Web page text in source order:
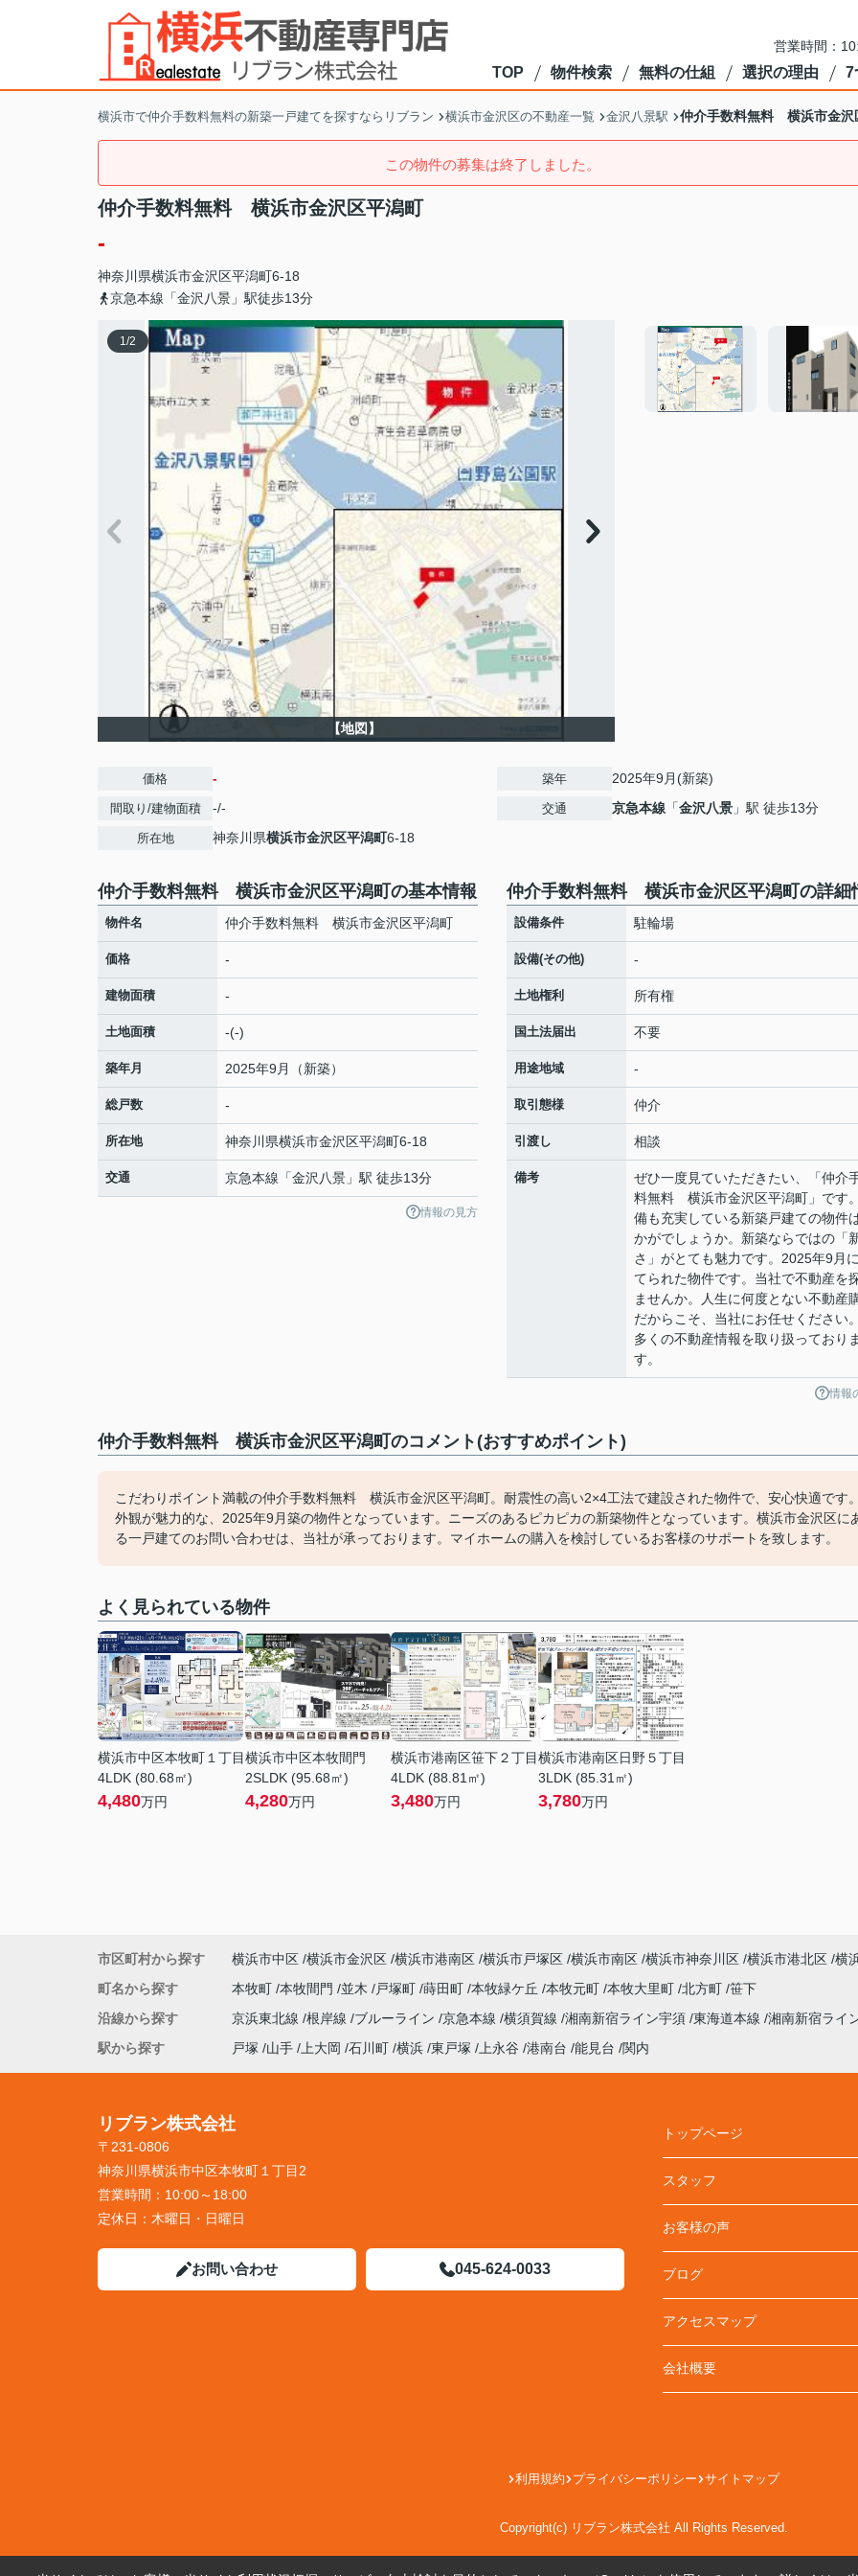
営業時間：
TOP 物件検索 無料の仕組 選択の理由 7
横浜市で仲介手数料無料の新築一戸建てを探すならリブラン 横浜市金沢区の不動産一覧 金沢八景駅 仲介手数料無料 横浜市金沢
この物件の募集は終了しました。
仲介手数料無料 横浜市金沢区平潟町
-
神奈川県横浜市金沢区平潟町6-18
京急本線「金沢八景」駅徒歩13分
1/2
【地図】
価格 -
間取り/建物面積 -/-
所在地 神奈川県横浜市金沢区平潟町6-18
築年 2025年9月(新築)
交通 京急本線 「金沢八景 」駅 徒歩13分
仲介手数料無料 横浜市金沢区平潟町の基本情報
物件名 仲介手数料無料 横浜市金沢区平潟町
価格 -
建物面積 -
土地面積 -(-)
築年月 2025年9月（新築）
総戸数 -
所在地 神奈川県横浜市金沢区平潟町6-18
交通 京急本線 「金沢八景 」駅 徒歩13分
情報の見方
仲介手数料無料 横浜市金沢区平潟町の詳細
設備条件 駐輪場
設備(その他) -
土地権利 所有権
国土法届出 不要
用途地域 -
取引態様 仲介
引渡し 相談
備考
ぜひ一度見ていただきたい、「仲介
料無料 横浜市金沢区平潟町」です
備も充実している新築戸建ての物件
かがでしょうか。新築ならではの「
さ」がとても魅力です。2025年9月
てられた物件です。当社で不動産を
ませんか。人生に何度とない不動産
だからこそ、当社にお任せください
多くの不動産情報を取り扱っておりま
す。
情報
仲介手数料無料 横浜市金沢区平潟町のコメント(おすすめポイント)
こだわりポイント満載の仲介手数料無料 横浜市金沢区平潟町。耐震性の高い2×4工法で建設された物件で、安心快適です。
外観が魅力的な、2025年9月築の物件となっています。ニーズのあるピカピカの新築物件となっています。横浜市金沢区に
る一戸建てのお問い合わせは、当社が承っております。マイホームの購入を検討しているお客様のサポートを致します。
よく見られている物件
横浜市中区本牧町１丁目
4LDK (80.68㎡)
4,480万円
横浜市中区本牧間門
2SLDK (95.68㎡)
4,280万円
横浜市港南区笹下２丁目
4LDK (88.81㎡)
3,480万円
横浜市港南区日野５丁目
3LDK (85.31㎡)
3,780万円
市区町村から探す 横浜市中区 横浜市金沢区 横浜市港南区 横浜市戸塚区 横浜市南区 横浜市神奈川区 横浜市港北区 横
町名から探す
本牧町 本牧間門 並木 戸塚町 蒔田町 本牧緑ケ丘 本牧元町 本牧大里町 北方町 笹下
沿線から探す
京浜東北線 根岸線 ブルーライン 京急本線 横須賀線 湘南新宿ライン宇須 東海道本線 湘南新宿ライ
駅から探す
戸塚 山手 上大岡 石川町 横浜 東戸塚 上永谷 港南台 能見台 関内
リブラン株式会社
〒231-0806
神奈川県横浜市中区本牧町１丁目2
営業時間： 10:00～18:00
定休日： 木曜日・日曜日
お問い合わせ 045-624-0033
トップページ
スタッフ
お客様の声
ブログ
アクセスマップ
会社概要
利用規約 プライバシーポリシー サイトマップ
Copyright(c) リブラン株式会社 All Rights Reserved.